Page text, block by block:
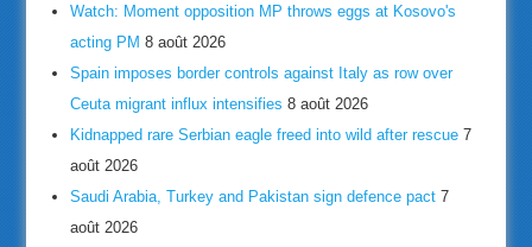
Watch: Moment opposition MP throws eggs at Kosovo's
acting PM 8 août 2026
Spain imposes border controls against Italy as row over
Ceuta migrant influx intensifies 8 août 2026
Kidnapped rare Serbian eagle freed into wild after rescue 7
août 2026
Saudi Arabia, Turkey and Pakistan sign defence pact 7
août 2026